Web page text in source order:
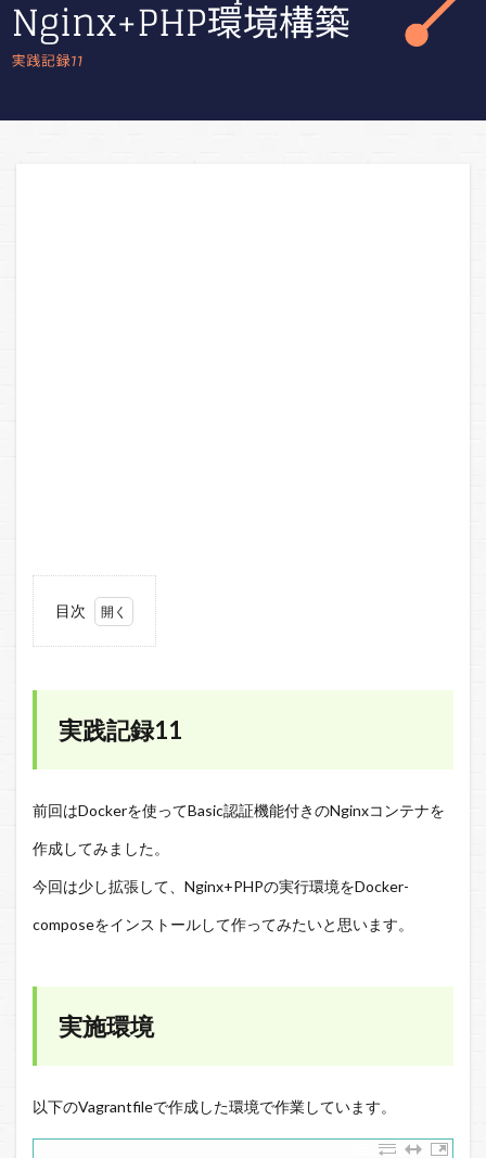
目次
記録
2
実施
Docker-
compose
トール
nginx+php
環境をコ
ンテナで
実践記録11
前回はDockerを使ってBasic認証機能付きのNginxコンテナを
作成してみました。
今回は少し拡張して、Nginx+PHPの実行環境をDocker-
composeをインストールして作ってみたいと思います。
実施環境
以下のVagrantfileで作成した環境で作業しています。